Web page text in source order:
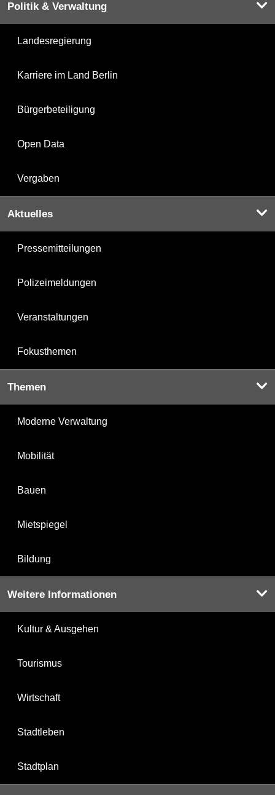
Politik & Verwaltung
Landesregierung
Karriere im Land Berlin
Bürgerbeteiligung
Open Data
Vergaben
Aktuelles
Pressemitteilungen
Polizeimeldungen
Veranstaltungen
Fokusthemen
Themen
Moderne Verwaltung
Mobilität
Bauen
Mietspiegel
Bildung
Weitere Informationen
Kultur & Ausgehen
Tourismus
Wirtschaft
Stadtleben
Stadtplan